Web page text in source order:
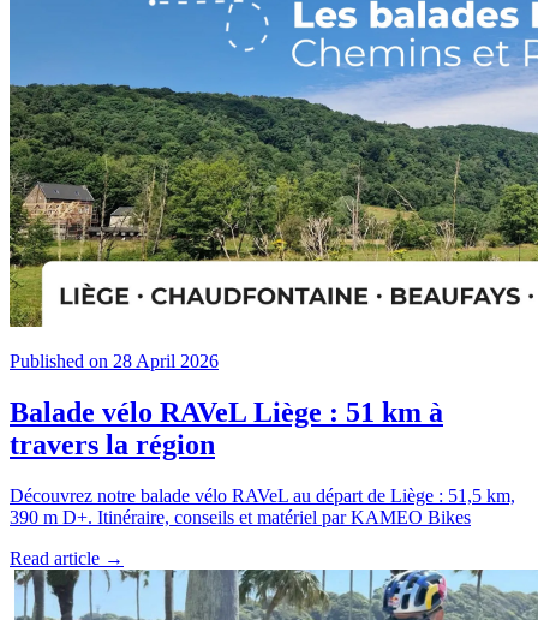
Published on 28 April 2026
Balade vélo RAVeL Liège : 51 km à
travers la région
Découvrez notre balade vélo RAVeL au départ de Liège : 51,5 km,
390 m D+. Itinéraire, conseils et matériel par KAMEO Bikes
Read article →